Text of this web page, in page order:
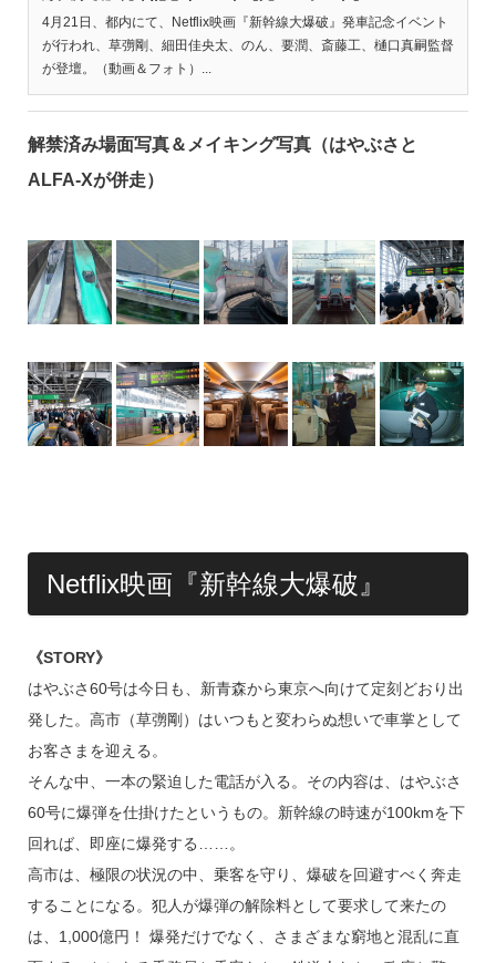
4月21日、都内にて、Netflix映画『新幹線大爆破』発車記念イベント
が行われ、草彅剛、細田佳央太、のん、要潤、斎藤工、樋口真嗣監督
が登壇。（動画＆フォト）...
解禁済み場面写真＆メイキング写真（はやぶさと
ALFA-Xが併走）
Netflix映画『新幹線大爆破』
《STORY》
はやぶさ60号は今日も、新青森から東京へ向けて定刻どおり出
発した。高市（草彅剛）はいつもと変わらぬ想いで車掌として
お客さまを迎える。
そんな中、一本の緊迫した電話が入る。その内容は、はやぶさ
60号に爆弾を仕掛けたというもの。新幹線の時速が100kmを下
回れば、即座に爆発する……。
高市は、極限の状況の中、乗客を守り、爆破を回避すべく奔走
することになる。犯人が爆弾の解除料として要求して来たの
は、1,000億円！ 爆発だけでなく、さまざまな窮地と混乱に直